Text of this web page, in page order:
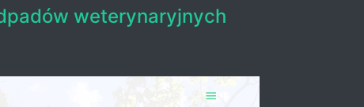
weterynaryjnych